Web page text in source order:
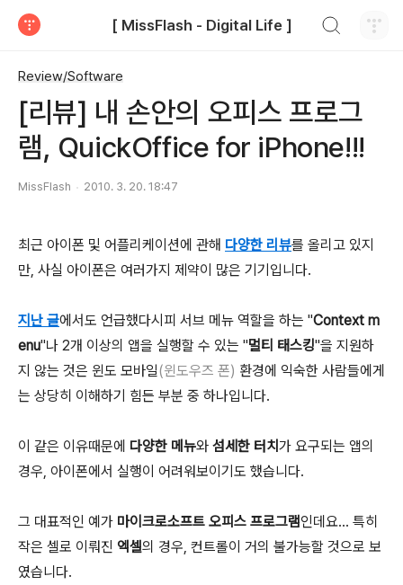
[ MissFlash - Digital Life ]
Review/Software
[리뷰] 내 손안의 오피스 프로그
램, QuickOffice for iPhone!!!
MissFlash 2010. 3. 20. 18:47
최근 아이폰 및 어플리케이션에 관해 다양한 리뷰를 올리고 있지
만, 사실 아이폰은 여러가지 제약이 많은 기기입니다.
지난 글에서도 언급했다시피 서브 메뉴 역할을 하는 "Context m
enu"나 2개 이상의 앱을 실행할 수 있는 "멀티 태스킹"을 지원하
지 않는 것은 윈도 모바일(윈도우즈 폰) 환경에 익숙한 사람들에게
는 상당히 이해하기 힘든 부분 중 하나입니다.
이 같은 이유때문에 다양한 메뉴와 섬세한 터치가 요구되는 앱의
경우, 아이폰에서 실행이 어려워보이기도 했습니다.
그 대표적인 예가 마이크로소프트 오피스 프로그램인데요... 특히
작은 셀로 이뤄진 엑셀의 경우, 컨트롤이 거의 불가능할 것으로 보
였습니다.